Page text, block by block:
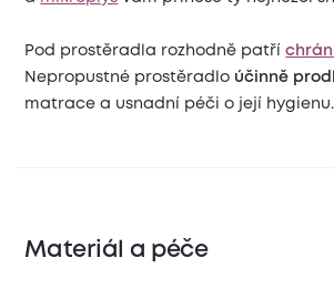
Pod prostěradla rozhodně patří
Nepropustné prostěradlo účinně
matrace a usnadní péči o její hygienu.
Materiál a péče